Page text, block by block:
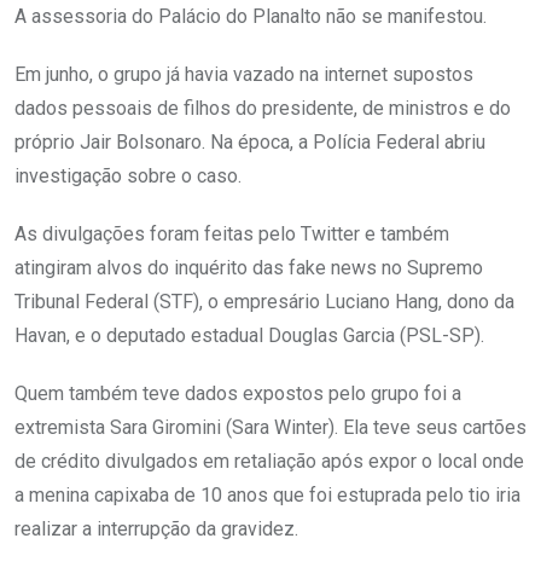
A assessoria do Palácio do Planalto não se manifestou.
Em junho, o grupo já havia vazado na internet supostos
dados pessoais de filhos do presidente, de ministros e do
próprio Jair Bolsonaro. Na época, a Polícia Federal abriu
investigação sobre o caso.
As divulgações foram feitas pelo Twitter e também
atingiram alvos do inquérito das fake news no Supremo
Tribunal Federal (STF), o empresário Luciano Hang, dono da
Havan, e o deputado estadual Douglas Garcia (PSL-SP).
Quem também teve dados expostos pelo grupo foi a
extremista Sara Giromini (Sara Winter). Ela teve seus cartões
de crédito divulgados em retaliação após expor o local onde
a menina capixaba de 10 anos que foi estuprada pelo tio iria
realizar a interrupção da gravidez.